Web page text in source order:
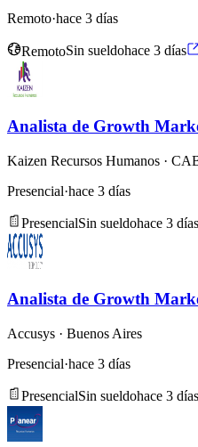
Remoto·hace 3 días
RemotoSin sueldohace 3 días
Analista de Growth
Kaizen Recursos Humanos ·
Presencial·hace 3 días
PresencialSin sueldohace 3 días
Analista de Growth
Accusys · Buenos Aires
Presencial·hace 3 días
PresencialSin sueldohace 3 días